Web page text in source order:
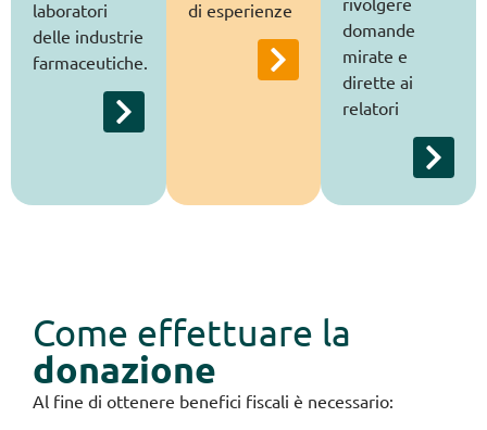
laboratori
delle industrie
farmaceutiche.
di esperienze
domande
mirate e
dirette ai
relatori
Come effettuare la
donazione
Al fine di ottenere benefici fiscali è necessario: